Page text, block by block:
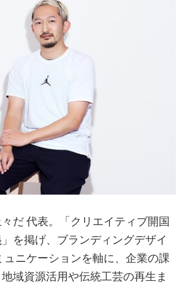
だ 代表。「クリエイティブ開国
を掲げ、ブランディングデザイ
ュニケーションを軸に、企業の課
域資源活用や伝統工芸の再生ま